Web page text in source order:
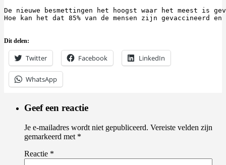
De nieuwe besmettingen het hoogst waar het meest is
Hoe kan het dat 85% van de mensen zijn gevaccineerd
Dit delen:
Twitter Facebook LinkedIn
WhatsApp
Geef een reactie
Je e-mailadres wordt niet gepubliceerd. Vereiste velden zijn
gemarkeerd met *
Reactie *